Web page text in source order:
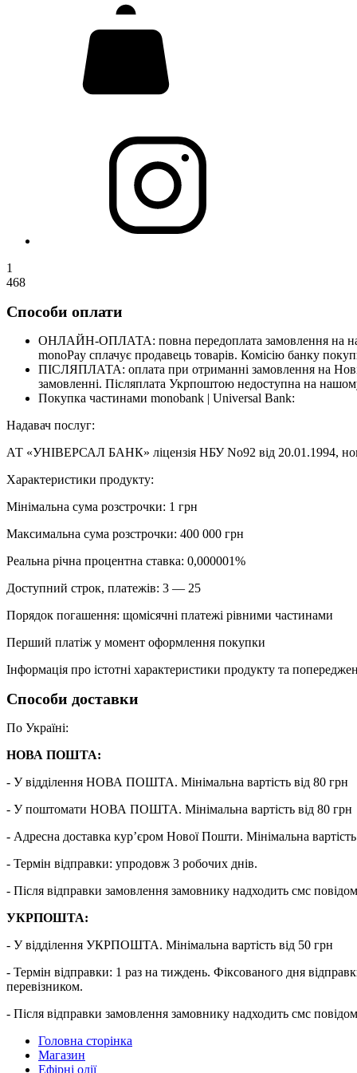
1
468
Способи оплати
ОНЛАЙН-ОПЛАТА: повна передоплата замовлення на
monoPay сплачує продавець товарів. Комісію банку
ПІСЛЯПЛАТА: оплата при отриманні замовлення на
замовленні. Післяплата Укрпоштою недоступна на
Покупка частинами monobank | Universal Bank:
Надавач послуг:
АТ «УНІВЕРСАЛ БАНК» ліцензія НБУ No92 від 20.01.1994,
Характеристики продукту:
Мінімальна сума розстрочки: 1 грн
Максимальна сума розстрочки: 400 000 грн
Реальна річна процентна ставка: 0,000001%
Доступний строк, платежів: 3 — 25
Порядок погашення: щомісячні платежі рівними частинами
Перший платіж у момент оформлення покупки
Інформація про істотні характеристики продукту та
Способи доставки
По Україні:
НОВА ПОШТА:
- У відділення НОВА ПОШТА. Мінімальна вартість від 80 грн
- У поштомати НОВА ПОШТА. Мінімальна вартість від 80 грн
- Адресна доставка кур’єром Нової Пошти. Мінімальна вартість
- Термін відправки: упродовж 3 робочих днів.
- Після відправки замовлення замовнику надходить смс
УКРПОШТА:
- У відділення УКРПОШТА. Мінімальна вартість від 50 грн
- Термін відправки: 1 раз на тиждень. Фіксованого дня
перевізником.
- Після відправки замовлення замовнику надходить смс
Головна сторінка
Магазин
Ефірні олії